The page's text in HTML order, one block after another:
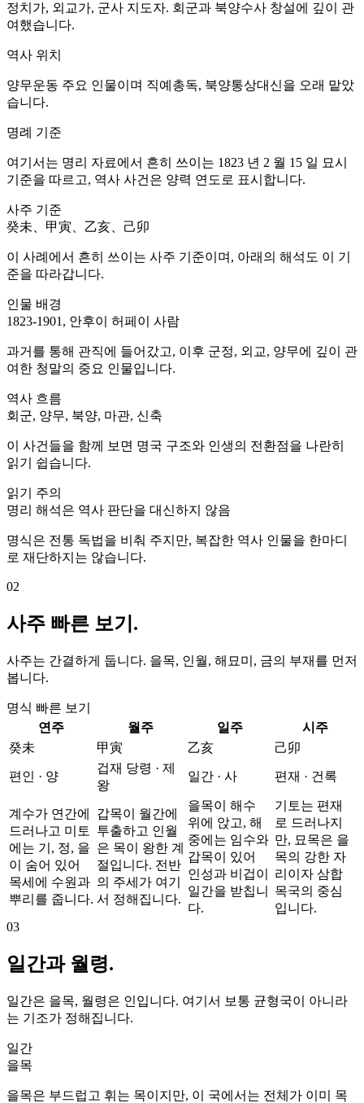
정치가, 외교가, 군사 지도자. 회군과 북양수사 창설에 깊이 관
여했습니다.
역사 위치
양무운동 주요 인물이며 직예총독, 북양통상대신을 오래 맡았
습니다.
명례 기준
여기서는 명리 자료에서 흔히 쓰이는 1823 년 2 월 15 일 묘시
기준을 따르고, 역사 사건은 양력 연도로 표시합니다.
사주 기준
癸未、甲寅、乙亥、己卯
이 사례에서 흔히 쓰이는 사주 기준이며, 아래의 해석도 이 기
준을 따라갑니다.
인물 배경
1823-1901, 안후이 허페이 사람
과거를 통해 관직에 들어갔고, 이후 군정, 외교, 양무에 깊이 관
여한 청말의 중요 인물입니다.
역사 흐름
회군, 양무, 북양, 마관, 신축
이 사건들을 함께 보면 명국 구조와 인생의 전환점을 나란히
읽기 쉽습니다.
읽기 주의
명리 해석은 역사 판단을 대신하지 않음
명식은 전통 독법을 비춰 주지만, 복잡한 역사 인물을 한마디
로 재단하지는 않습니다.
02
사주 빠른 보기.
사주는 간결하게 둡니다. 을목, 인월, 해묘미, 금의 부재를 먼저
봅니다.
명식 빠른 보기
연주
월주 일주
시주
癸未
甲寅 乙亥 己卯
편인 · 양
겁재 당령 · 제
왕
일간 · 사 편재 · 건록
계수가 연간에
드러나고 미토
에는 기, 정, 을
이 숨어 있어
목세에 수원과
뿌리를 줍니다.
갑목이 월간에
투출하고 인월
은 목이 왕한 계
절입니다. 전반
의 주세가 여기
서 정해집니다.
을목이 해수
위에 앉고, 해
중에는 임수와
갑목이 있어
인성과 비겁이
일간을 받칩니
다.
기토는 편재
로 드러나지
만, 묘목은 을
목의 강한 자
리이자 삼합
목국의 중심
입니다.
03
일간과 월령.
일간은 을목, 월령은 인입니다. 여기서 보통 균형국이 아니라
는 기조가 정해집니다.
일간
을목
을목은 부드럽고 휘는 목이지만, 이 국에서는 전체가 이미 목